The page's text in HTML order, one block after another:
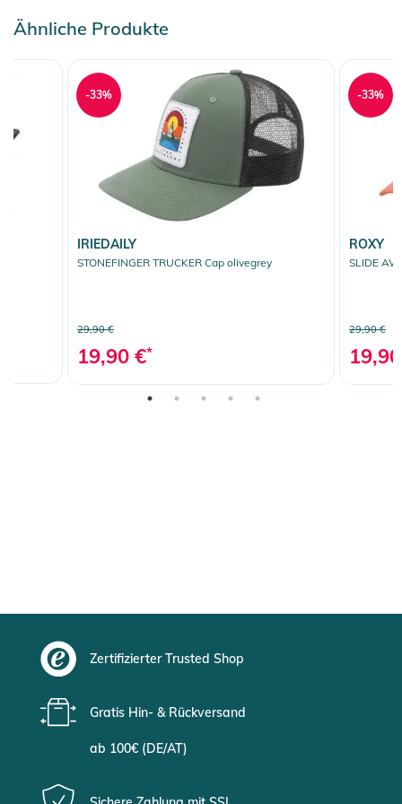
Ähnliche Produkte
IRIEDAILY
STONEFINGER TRUCKER Cap olivegrey
29,90 €
19,90 €*
-33%
ROXY
SLIDE
29,90 €
-33%
Zertifizierter Trusted Shop
Gratis Hin- & Rückversand
ab 100€ (DE/AT)